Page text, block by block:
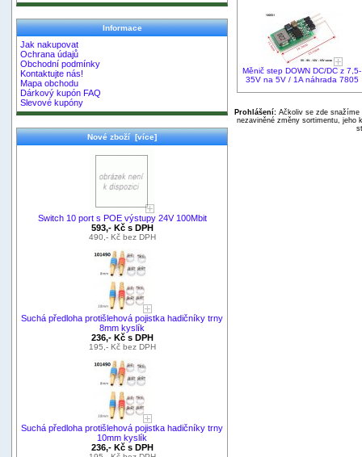
Informace
Jak nakupovat
Ochrana údajů
Obchodní podmínky
Kontaktujte nás!
Mapa obchodu
Dárkový kupón FAQ
Slevové kupóny
Nové zboží [více]
Switch 10 port s POE výstupy 24V 100Mbit
593,- Kč s DPH
490,- Kč bez DPH
Suchá předloha protišlehová pojistka hadičníky trny
8mm kyslík
236,- Kč s DPH
195,- Kč bez DPH
Suchá předloha protišlehová pojistka hadičníky trny
10mm kyslík
236,- Kč s DPH
Měnič step DOWN DC/DC z 7,5-
35V na 5V / 1A náhrada 7805
Prohlášení:Ačkoliv se zde snažíme
nezaviněné změny sortimentu, jeho